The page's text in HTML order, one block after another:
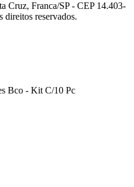
Cruz, Franca/SP - CEP 14.403-
reservados.
Bco - Kit C/10 Pc